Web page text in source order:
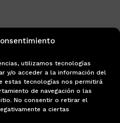
utilizamos tecnologías
y/o acceder a la información del
estas tecnologías nos permitirá
de navegación o las
No consentir o retirar el
a ciertas